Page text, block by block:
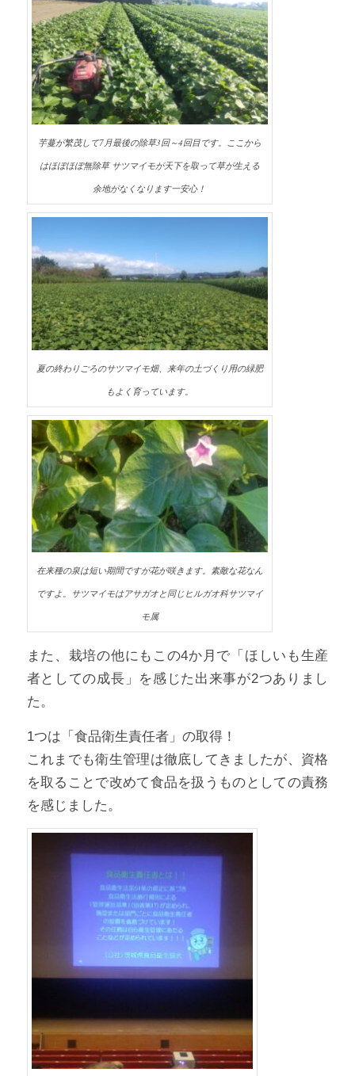
芋蔓が繁茂して7月最後の除草3回～4回目です。ここから
はほぼほぼ無除草 サツマイモが天下を取って草が生える
余地がなくなります一安心！
夏の終わりごろのサツマイモ畑、来年の土づくり用の緑肥
もよく育っています。
在来種の泉は短い期間ですが花が咲きます。素敵な花なん
ですよ。サツマイモはアサガオと同じヒルガオ科サツマイ
モ属
また、栽培の他にもこの4か月で「ほしいも生産
者としての成長」を感じた出来事が2つありまし
た。
1つは「食品衛生責任者」の取得！
これまでも衛生管理は徹底してきましたが、資格
を取ることで改めて食品を扱うものとしての責務
を感じました。